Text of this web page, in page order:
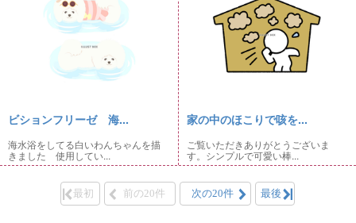
ビションフリーゼ 海...
海水浴をしてる白いわんちゃんを描
きました 使用してい...
家の中のほこりで咳を...
ご覧いただきありがとうございま
す。シンプルで可愛い棒...
最初 前の20件 次の20件 最後